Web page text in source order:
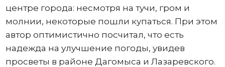
центре города: несмотря на тучи, гром и
молнии, некоторые пошли купаться. При этом
автор оптимистично посчитал, что есть
надежда на улучшение погоды, увидев
просветы в районе Дагомыса и Лазаревского.